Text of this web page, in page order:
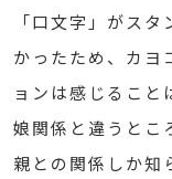
「口文字」がス
かったため、カヨ
ョンは感じること
娘関係と違うとこ
親との関係しか知